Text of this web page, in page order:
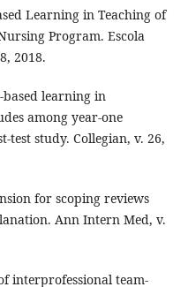
Learning in Teaching of
Program. Escola
2018.
based learning in
among year-one
test study. Collegian, v. 26,
for scoping reviews
Ann Intern Med, v.
interprofessional team-